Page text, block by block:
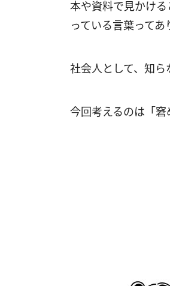
本や資料で見かけ
っている言葉ってあ
社会人として、知ら
今回考えるのは「窘